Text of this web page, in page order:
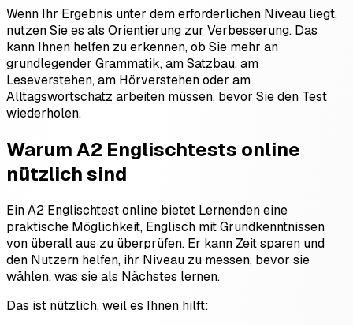
Wenn Ihr Ergebnis unter dem erforderlichen Niveau liegt,
nutzen Sie es als Orientierung zur Verbesserung. Das
kann Ihnen helfen zu erkennen, ob Sie mehr an
grundlegender Grammatik, am Satzbau, am
Leseverstehen, am Hörverstehen oder am
Alltagswortschatz arbeiten müssen, bevor Sie den Test
wiederholen.
Warum A2 Englischtests online
nützlich sind
Ein A2 Englischtest online bietet Lernenden eine
praktische Möglichkeit, Englisch mit Grundkenntnissen
von überall aus zu überprüfen. Er kann Zeit sparen und
den Nutzern helfen, ihr Niveau zu messen, bevor sie
wählen, was sie als Nächstes lernen.
Das ist nützlich, weil es Ihnen hilft: